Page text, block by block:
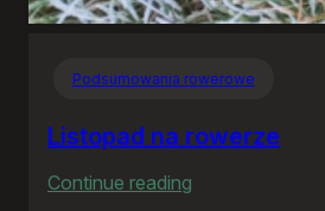
Podsumowania rowerowe
Listopad na rowerze
Continue reading